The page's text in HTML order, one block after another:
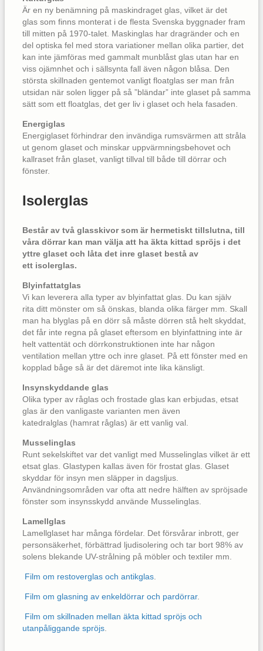
Är en ny benämning på maskindraget glas, vilket är det
glas som finns monterat i de flesta Svenska byggnader fram
till mitten på 1970-talet. Maskinglas har dragränder och en
del optiska fel med stora variationer mellan olika partier, det
kan inte jämföras med gammalt munblåst glas utan har en
viss ojämnhet och i sällsynta fall även någon blåsa. Den
största skillnaden gentemot vanligt floatglas ser man från
utsidan när solen ligger på så ”bländar” inte glaset på samma
sätt som ett floatglas, det ger liv i glaset och hela fasaden.
Energiglas
Energiglaset förhindrar den invändiga rumsvärmen att stråla
ut genom glaset och minskar uppvärmningsbehovet och
kallraset från glaset, vanligt tillval till både till dörrar och
fönster.
Isolerglas
Består av två glasskivor som är hermetiskt tillslutna, till
våra dörrar kan man välja att ha äkta kittad spröjs i det
yttre glaset och låta det inre glaset bestå av
ett isolerglas.
Blyinfattatglas
Vi kan leverera alla typer av blyinfattat glas. Du kan själv
rita ditt mönster om så önskas, blanda olika färger mm. Skall
man ha blyglas på en dörr så måste dörren stå helt skyddat,
det får inte regna på glaset eftersom en blyinfattning inte är
helt vattentät och dörrkonstruktionen inte har någon
ventilation mellan yttre och inre glaset. På ett fönster med en
kopplad båge så är det däremot inte lika känsligt.
Insynskyddande glas
Olika typer av råglas och frostade glas kan erbjudas, etsat
glas är den vanligaste varianten men även
katedralglas (hamrat råglas) är ett vanlig val.
Musselinglas
Runt sekelskiftet var det vanligt med Musselinglas vilket är ett
etsat glas. Glastypen kallas även för frostat glas. Glaset
skyddar för insyn men släpper in dagsljus.
Användningsområden var ofta att nedre hälften av spröjsade
fönster som insynsskydd använde Musselinglas.
Lamellglas
Lamellglaset har många fördelar. Det försvårar inbrott, ger
personsäkerhet, förbättrad ljudisolering och tar bort 98% av
solens blekande UV-strålning på möbler och textiler mm.
Film om restoverglas och antikglas
Film om glasning av enkeldörrar och pardörrar.
Film om skillnaden mellan äkta kittad spröjs och
utanpåliggande spröjs